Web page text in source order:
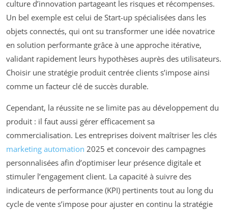
culture d’innovation partageant les risques et récompenses.
Un bel exemple est celui de Start-up spécialisées dans les
objets connectés, qui ont su transformer une idée novatrice
en solution performante grâce à une approche itérative,
validant rapidement leurs hypothèses auprès des utilisateurs.
Choisir une stratégie produit centrée clients s’impose ainsi
comme un facteur clé de succès durable.
Cependant, la réussite ne se limite pas au développement du
produit : il faut aussi gérer efficacement sa
commercialisation. Les entreprises doivent maîtriser les clés
marketing automation 2025 et concevoir des campagnes
personnalisées afin d’optimiser leur présence digitale et
stimuler l’engagement client. La capacité à suivre des
indicateurs de performance (KPI) pertinents tout au long du
cycle de vente s’impose pour ajuster en continu la stratégie